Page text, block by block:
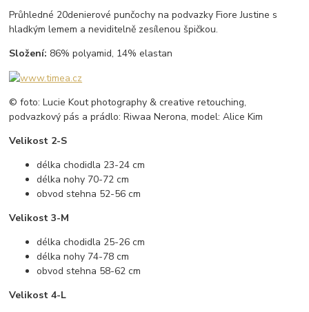
Průhledné 20denierové punčochy na podvazky Fiore Justine s
hladkým lemem a neviditelně zesílenou špičkou.
Složení: 86% polyamid, 14% elastan
© foto: Lucie Kout photography & creative retouching,
podvazkový pás a prádlo: Riwaa Nerona, model: Alice Kim
Velikost 2-S
délka chodidla 23-24 cm
délka nohy 70-72 cm
obvod stehna 52-56 cm
Velikost 3-M
délka chodidla 25-26 cm
délka nohy 74-78 cm
obvod stehna 58-62 cm
Velikost 4-L